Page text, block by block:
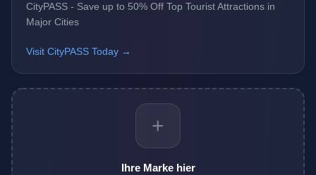
CityPASS - Save up to 50% Off Top Tourist Attractions in
Major Cities
Visit CityPASS Today →
+
Ihre Marke hier